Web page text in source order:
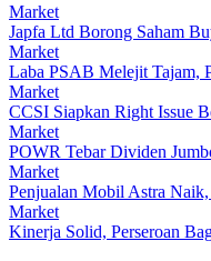
Market
Japfa Ltd Borong Saham
Market
Laba PSAB Melejit Tajam,
Market
CCSI Siapkan Right Issue
Market
POWR Tebar Dividen
Market
Penjualan Mobil Astra
Market
Kinerja Solid, Perseroan